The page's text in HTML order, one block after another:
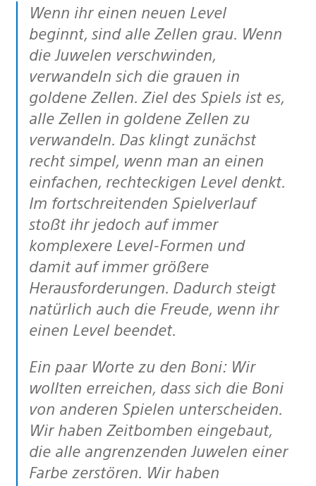
Wenn ihr einen neuen Level
beginnt, sind alle Zellen grau. Wenn
die Juwelen verschwinden,
verwandeln sich die grauen in
goldene Zellen. Ziel des Spiels ist es,
alle Zellen in goldene Zellen zu
verwandeln. Das klingt zunächst
recht simpel, wenn man an einen
einfachen, rechteckigen Level denkt.
Im fortschreitenden Spielverlauf
stoßt ihr jedoch auf immer
komplexere Level-Formen und
damit auf immer größere
Herausforderungen. Dadurch steigt
natürlich auch die Freude, wenn ihr
einen Level beendet.
Ein paar Worte zu den Boni: Wir
wollten erreichen, dass sich die Boni
von anderen Spielen unterscheiden.
Wir haben Zeitbomben eingebaut,
die alle angrenzenden Juwelen einer
Farbe zerstören. Wir haben